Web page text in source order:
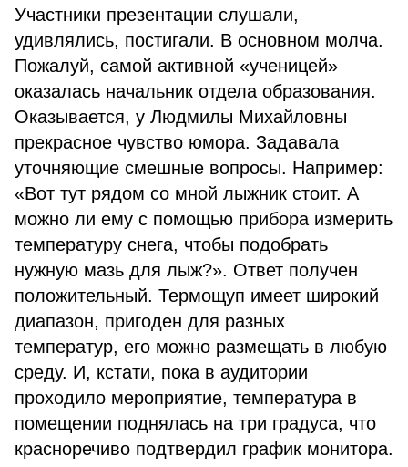
Участники презентации слушали,
удивлялись, постигали. В основном молча.
Пожалуй, самой активной «ученицей»
оказалась начальник отдела образования.
Оказывается, у Людмилы Михайловны
прекрасное чувство юмора. Задавала
уточняющие смешные вопросы. Например:
«Вот тут рядом со мной лыжник стоит. А
можно ли ему с помощью прибора измерить
температуру снега, чтобы подобрать
нужную мазь для лыж?». Ответ получен
положительный. Термощуп имеет широкий
диапазон, пригоден для разных
температур, его можно размещать в любую
среду. И, кстати, пока в аудитории
проходило мероприятие, температура в
помещении поднялась на три градуса, что
красноречиво подтвердил график монитора.